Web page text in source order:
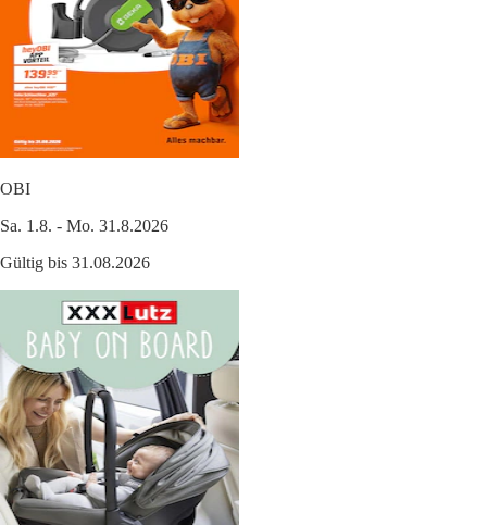
OBI
Sa. 1.8. - Mo. 31.8.2026
Gültig bis 31.08.2026